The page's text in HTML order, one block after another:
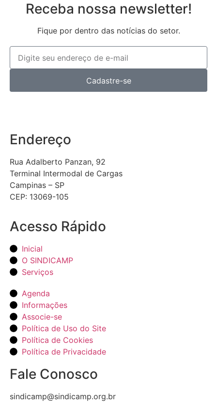
Receba nossa newsletter!
Fique por dentro das notícias do setor.
Cadastre-se
Endereço
Rua Adalberto Panzan, 92
Terminal Intermodal de Cargas
Campinas – SP
CEP: 13069-105
Acesso Rápido
Inicial
O SINDICAMP
Serviços
Agenda
Informações
Associe-se
Política de Uso do Site
Política de Cookies
Política de Privacidade
Fale Conosco
sindicamp@sindicamp.org.br